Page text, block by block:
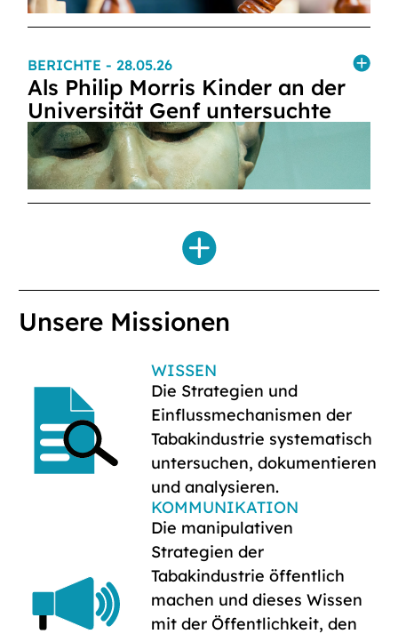
BERICHTE - 28.05.26
Als Philip Morris Kinder an der
Universität Genf untersuchte
Unsere Missionen
WISSEN
Die Strategien und
Einflussmechanismen der
Tabakindustrie systematisch
untersuchen, dokumentieren
und analysieren.
KOMMUNIKATION
Die manipulativen
Strategien der
Tabakindustrie öffentlich
machen und dieses Wissen
mit der Öffentlichkeit, den